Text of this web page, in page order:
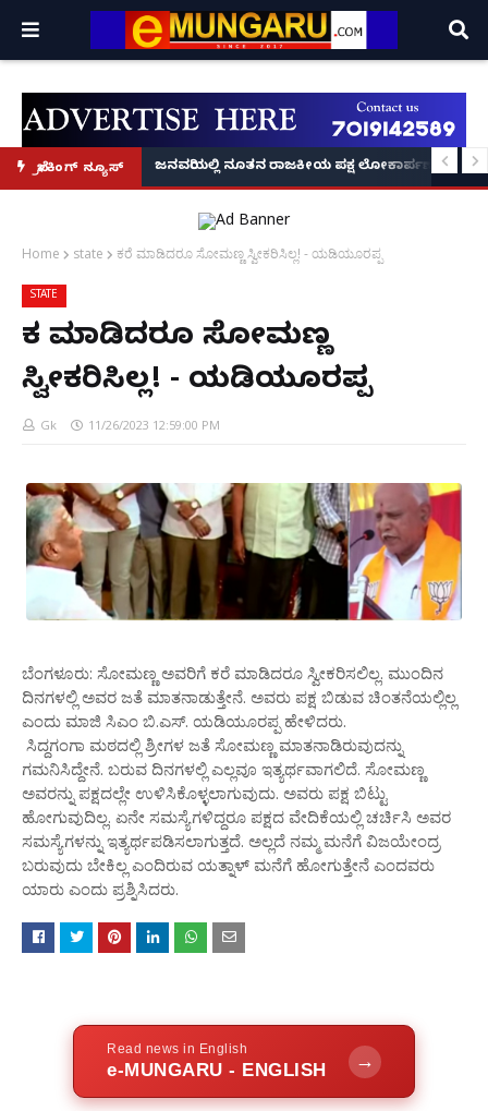
ಬ್ರೇಕಿಂಗ್ ನ್ಯೂಸ್
ಕಥೆ!
8 ಅಡಿಗೂ ಹೆಚ್ಚು ಉದ್ದದ ಕೂದಲು ಬೆಳೆಸಿ ಗಿನ್ನಿಸ್ ವಿಶ್ವ ದಾಖಲೆ ಬರೆದ ಭಾರತದ ರೇಣು
ಜನವರಿಯಲ್ಲಿ ನೂತನ ರಾಜಕೀಯ ಪಕ್ಷ ಲೋಕಾರ್ಪಣೆ – ನಟ
Home state ಕರೆ ಮಾಡಿದರೂ ಸೋಮಣ್ಣ ಸ್ವೀಕರಿಸಿಲ್ಲ! - ಯಡಿಯೂರಪ್ಪ
STATE
ಕರೆ ಮಾಡಿದರೂ ಸೋಮಣ್ಣ
ಸ್ವೀಕರಿಸಿಲ್ಲ! - ಯಡಿಯೂರಪ್ಪ
Gk 11/26/2023 12:59:00 PM
ಬೆಂಗಳೂರು: ಸೋಮಣ್ಣ ಅವರಿಗೆ ಕರೆ ಮಾಡಿದರೂ ಸ್ವೀಕರಿಸಲಿಲ್ಲ. ಮುಂದಿನ
ದಿನಗಳಲ್ಲಿ ಅವರ ಜತೆ ಮಾತನಾಡುತ್ತೇನೆ. ಅವರು ಪಕ್ಷ ಬಿಡುವ ಚಿಂತನೆಯಲ್ಲಿಲ್ಲ
ಎಂದು ಮಾಜಿ ಸಿಎಂ ಬಿ.ಎಸ್. ಯಡಿಯೂರಪ್ಪ ಹೇಳಿದರು.
ಸಿದ್ದಗಂಗಾ ಮಠದಲ್ಲಿ ಶ್ರೀಗಳ ಜತೆ ಸೋಮಣ್ಣ ಮಾತನಾಡಿರುವುದನ್ನು
ಗಮನಿಸಿದ್ದೇನೆ. ಬರುವ ದಿನಗಳಲ್ಲಿ ಎಲ್ಲವೂ ಇತ್ಯರ್ಥವಾಗಲಿದೆ. ಸೋಮಣ್ಣ
ಅವರನ್ನು ಪಕ್ಷದಲ್ಲೇ ಉಳಿಸಿಕೊಳ್ಳಲಾಗುವುದು. ಅವರು ಪಕ್ಷ ಬಿಟ್ಟು
ಹೋಗುವುದಿಲ್ಲ. ಏನೇ ಸಮಸ್ಯೆಗಳಿದ್ದರೂ ಪಕ್ಷದ ವೇದಿಕೆಯಲ್ಲಿ ಚರ್ಚಿಸಿ ಅವರ
ಸಮಸ್ಯೆಗಳನ್ನು ಇತ್ಯರ್ಥಪಡಿಸಲಾಗುತ್ತದೆ. ಅಲ್ಲದೆ ನಮ್ಮ ಮನೆಗೆ ವಿಜಯೇಂದ್ರ
ಬರುವುದು ಬೇಕಿಲ್ಲ ಎಂದಿರುವ ಯತ್ನಾಳ್ ಮನೆಗೆ ಹೋಗುತ್ತೇನೆ ಎಂದವರು
ಯಾರು ಎಂದು ಪ್ರಶ್ನಿಸಿದರು.
Read news in English
e-MUNGARU - ENGLISH →